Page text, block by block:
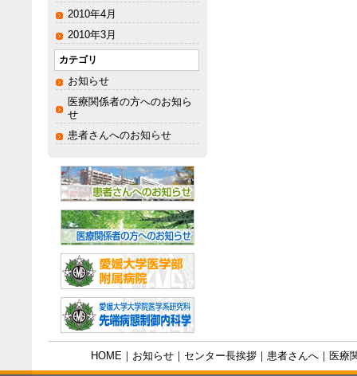
2010年4月
2010年3月
カテゴリ
お知らせ
医療関係者の方へのお知ら
せ
患者さんへのお知らせ
HOME ｜ お知らせ ｜ センター長挨拶 ｜ 患者さんへ ｜ 医療